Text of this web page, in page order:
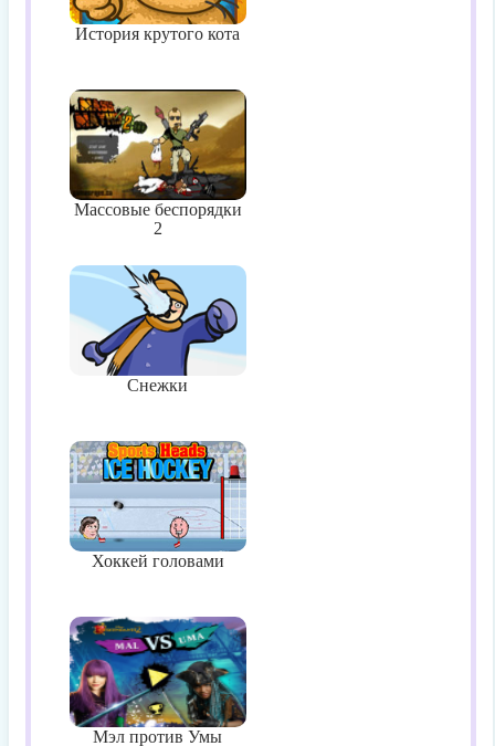
История крутого кота
Массовые беспорядки
2
Снежки
Хоккей головами
Мэл против Умы